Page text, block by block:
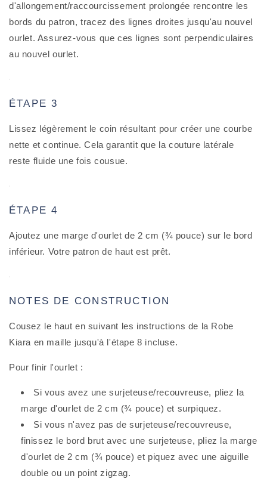
d'allongement/raccourcissement prolongée rencontre les
bords du patron, tracez des lignes droites jusqu'au nouvel
ourlet. Assurez-vous que ces lignes sont perpendiculaires
au nouvel ourlet.
ÉTAPE 3
Lissez légèrement le coin résultant pour créer une courbe
nette et continue. Cela garantit que la couture latérale
reste fluide une fois cousue.
ÉTAPE 4
Ajoutez une marge d'ourlet de 2 cm (¾ pouce) sur le bord
inférieur. Votre patron de haut est prêt.
NOTES DE CONSTRUCTION
Cousez le haut en suivant les instructions de la Robe
Kiara en maille jusqu'à l'étape 8 incluse.
Pour finir l'ourlet :
Si vous avez une surjeteuse/recouvreuse, pliez la
marge d'ourlet de 2 cm (¾ pouce) et surpiquez.
Si vous n'avez pas de surjeteuse/recouvreuse,
finissez le bord brut avec une surjeteuse, pliez la marge
d'ourlet de 2 cm (¾ pouce) et piquez avec une aiguille
double ou un point zigzag.